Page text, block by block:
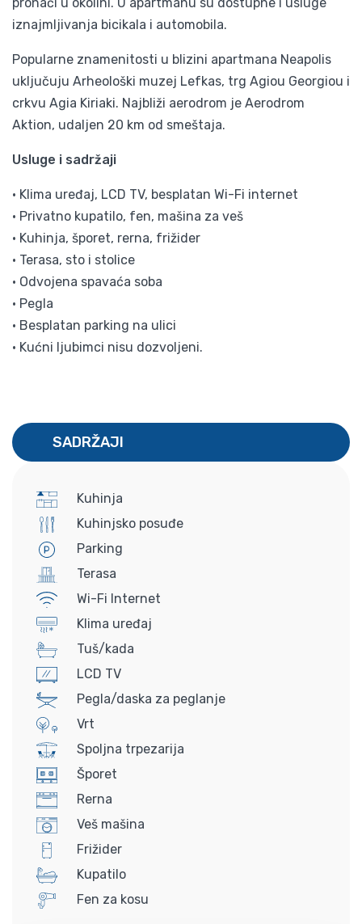
iznajmljivanja bicikala i automobila.
Popularne znamenitosti u blizini apartmana Neapolis
uključuju Arheološki muzej Lefkas, trg Agiou Georgiou i
crkvu Agia Kiriaki. Najbliži aerodrom je Aerodrom
Aktion, udaljen 20 km od smeštaja.
Usluge i sadržaji
• Klima uređaj, LCD TV, besplatan Wi-Fi internet
• Privatno kupatilo, fen, mašina za veš
• Kuhinja, šporet, rerna, frižider
• Terasa, sto i stolice
• Odvojena spavaća soba
• Pegla
• Besplatan parking na ulici
• Kućni ljubimci nisu dozvoljeni.
SADRŽAJI
Kuhinja
Kuhinjsko posuđe
Parking
Terasa
Wi-Fi Internet
Klima uređaj
Tuš/kada
LCD TV
Pegla/daska za peglanje
Vrt
Spoljna trpezarija
Šporet
Rerna
Veš mašina
Frižider
Kupatilo
Fen za kosu